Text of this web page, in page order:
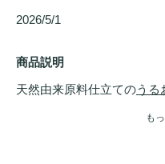
2026/5/1
商品説明
天然由来原料仕立てのうる
も